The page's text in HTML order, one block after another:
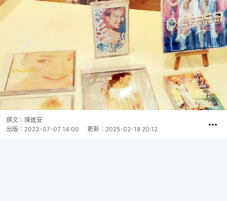
撰文： 陳進安
出版： 2023-07-07 14:00 更新： 2025-02-18 20:12